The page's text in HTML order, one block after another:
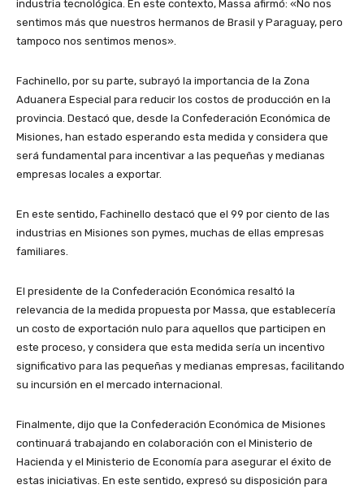
industria tecnológica. En este contexto, Massa afirmó: «No nos
sentimos más que nuestros hermanos de Brasil y Paraguay, pero
tampoco nos sentimos menos».
Fachinello, por su parte, subrayó la importancia de la Zona
Aduanera Especial para reducir los costos de producción en la
provincia. Destacó que, desde la Confederación Económica de
Misiones, han estado esperando esta medida y considera que
será fundamental para incentivar a las pequeñas y medianas
empresas locales a exportar.
En este sentido, Fachinello destacó que el 99 por ciento de las
industrias en Misiones son pymes, muchas de ellas empresas
familiares.
El presidente de la Confederación Económica resaltó la
relevancia de la medida propuesta por Massa, que establecería
un costo de exportación nulo para aquellos que participen en
este proceso, y considera que esta medida sería un incentivo
significativo para las pequeñas y medianas empresas, facilitando
su incursión en el mercado internacional.
Finalmente, dijo que la Confederación Económica de Misiones
continuará trabajando en colaboración con el Ministerio de
Hacienda y el Ministerio de Economía para asegurar el éxito de
estas iniciativas. En este sentido, expresó su disposición para